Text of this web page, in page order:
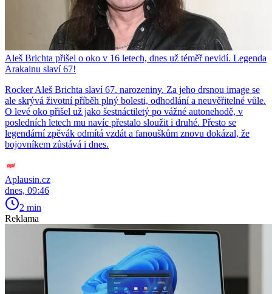
Aleš Brichta přišel o oko v 16 letech, dnes už téměř nevidí. Legenda
Arakainu slaví 67!
Rocker Aleš Brichta slaví 67. narozeniny. Za jeho drsnou image se
ale skrývá životní příběh plný bolesti, odhodlání a neuvěřitelné vůle.
O levé oko přišel už jako šestnáctiletý po vážné autonehodě, v
posledních letech mu navíc přestalo sloužit i druhé. Přesto se
legendární zpěvák odmítá vzdát a fanouškům znovu dokázal, že
bojovníkem zůstává i dnes.
Aplausin.cz
dnes, 09:46
2 min
Reklama